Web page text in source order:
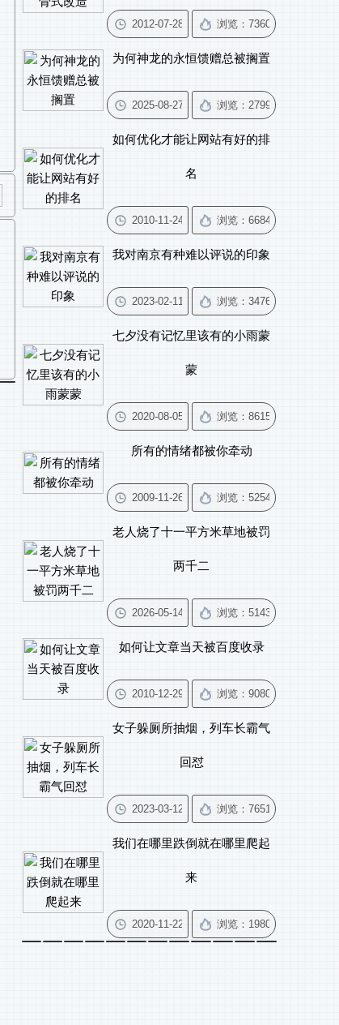
为何神龙的永恒馈赠总被搁置
如何优化才能让网站有好的排
名
我对南京有种难以评说的印象
七夕没有记忆里该有的小雨蒙
蒙
所有的情绪都被你牵动
老人烧了十一平方米草地被罚
两千二
如何让文章当天被百度收录
女子躲厕所抽烟，列车长霸气
回怼
我们在哪里跌倒就在哪里爬起
来